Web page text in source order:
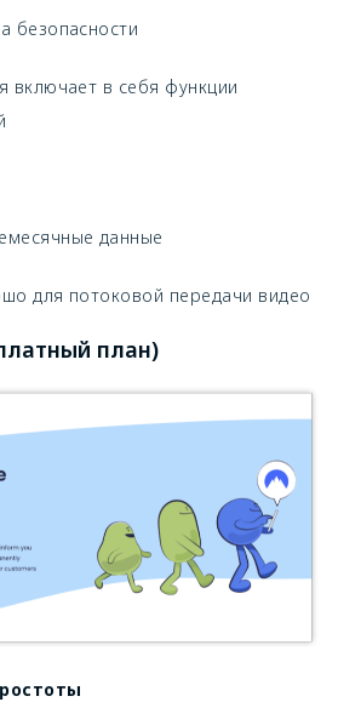
безопасности
включает в себя функции
данные
для потоковой передачи видео
план)